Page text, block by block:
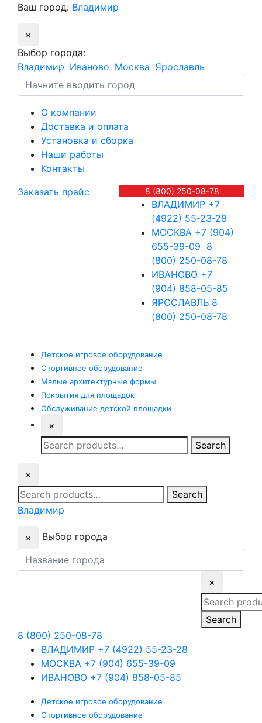
Ваш город: Владимир
×
Выбор города:
Владимир Иваново Москва Ярославль
О компании
Доставка и оплата
Установка и сборка
Наши работы
Контакты
Заказать прайс
8 (800) 250-08-78
ВЛАДИМИР +7
(4922) 55-23-28
МОСКВА +7 (904)
655-39-09 8
(800) 250-08-78
ИВАНОВО +7
(904) 858-05-85
ЯРОСЛАВЛЬ 8
(800) 250-08-78
Детское игровое оборудование
Спортивное оборудование
Малые архитектурные формы
Покрытия для площадок
Обслуживание детской площадки
×
Search
for:
Search
×
Search
for:
Search
Владимир
× Выбор города
×
Search
for:
Search
8 (800) 250-08-78
ВЛАДИМИР +7 (4922) 55-23-28
МОСКВА +7 (904) 655-39-09
ИВАНОВО +7 (904) 858-05-85
Детское игровое оборудование
Спортивное оборудование